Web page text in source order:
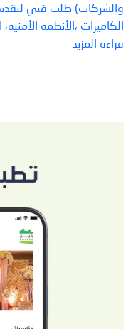
والشركات) طلب فني
الكاميرات ،الأنظمة الأمنية،
قراءة المزيد